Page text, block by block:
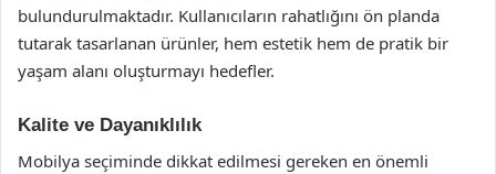
bulundurulmaktadır. Kullanıcıların rahatlığını ön planda
tutarak tasarlanan ürünler, hem estetik hem de pratik bir
yaşam alanı oluşturmayı hedefler.
Kalite ve Dayanıklılık
Mobilya seçiminde dikkat edilmesi gereken en önemli